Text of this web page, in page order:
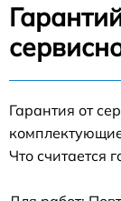
Гарантия от
Что считается